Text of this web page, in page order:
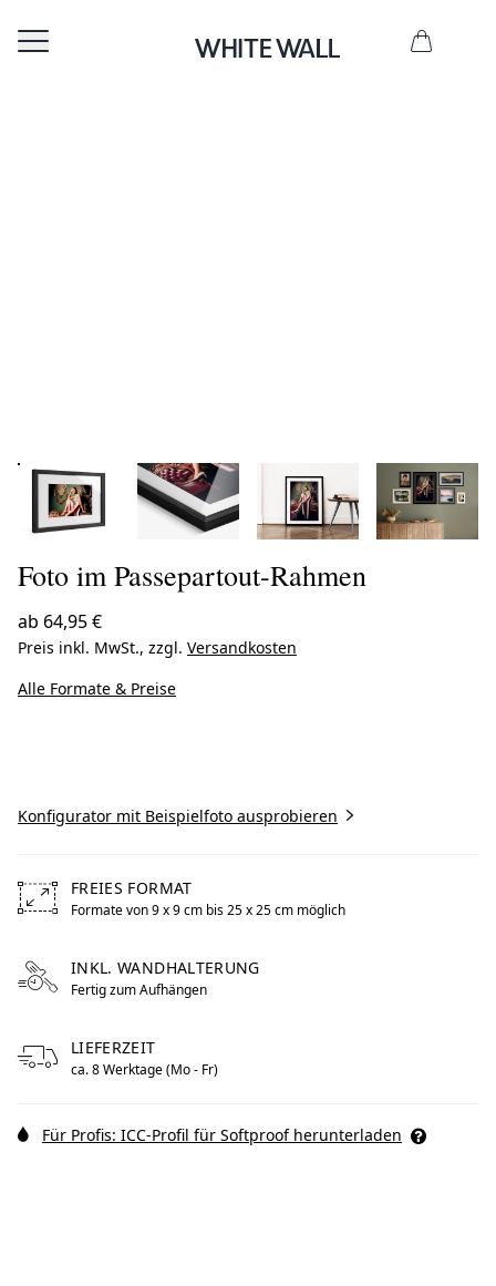
Foto im Passepartout-Rahmen
ab 64,95 €
Preis inkl. MwSt., zzgl. Versandkosten
Alle Formate & Preise
Konfigurator mit Beispielfoto ausprobieren
FREIES FORMAT
Formate von 9 x 9 cm bis 25 x 25 cm möglich
INKL. WANDHALTERUNG
Fertig zum Aufhängen
LIEFERZEIT
ca. 8 Werktage (Mo - Fr)
Für Profis: ICC-Profil für Softproof herunterladen